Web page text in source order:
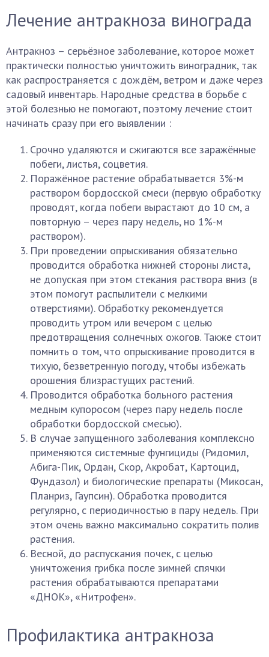
Лечение антракноза винограда
Антракноз – серьёзное заболевание, которое может
практически полностью уничтожить виноградник, так
как распространяется с дождём, ветром и даже через
садовый инвентарь. Народные средства в борьбе с
этой болезнью не помогают, поэтому лечение стоит
начинать сразу при его выявлении :
Срочно удаляются и сжигаются все заражённые
побеги, листья, соцветия.
Поражённое растение обрабатывается 3%-м
раствором бордосской смеси (первую обработку
проводят, когда побеги вырастают до 10 см, а
повторную – через пару недель, но 1%-м
раствором).
При проведении опрыскивания обязательно
проводится обработка нижней стороны листа,
не допуская при этом стекания раствора вниз (в
этом помогут распылители с мелкими
отверстиями). Обработку рекомендуется
проводить утром или вечером с целью
предотвращения солнечных ожогов. Также стоит
помнить о том, что опрыскивание проводится в
тихую, безветренную погоду, чтобы избежать
орошения близрастущих растений.
Проводится обработка больного растения
медным купоросом (через пару недель после
обработки бордосской смесью).
В случае запущенного заболевания комплексно
применяются системные фунгициды (Ридомил,
Абига-Пик, Ордан, Скор, Акробат, Картоцид,
Фундазол) и биологические препараты (Микосан,
Планриз, Гаупсин). Обработка проводится
регулярно, с периодичностью в пару недель. При
этом очень важно максимально сократить полив
растения.
Весной, до распускания почек, с целью
уничтожения грибка после зимней спячки
растения обрабатываются препаратами
«ДНОК», «Нитрофен».
Профилактика антракноза